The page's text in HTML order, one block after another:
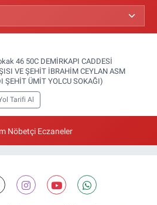
46 50C DEMİRKAPI CADDESİ
VE ŞEHİT İBRAHİM CEYLAN ASM
ŞEHİT ÜMİT YOLCU SOKAĞI)
Tarifi Al
Nöbetçi Eczaneler